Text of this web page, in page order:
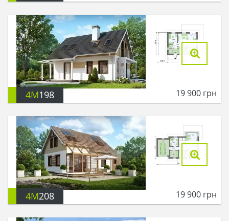
4M198 19 900 грн
4M208 19 900 грн